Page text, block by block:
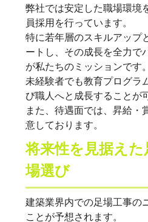
弊社では安定した職場環境
員採用を行っています。
特に若年層のスキルアップ
ートし、その成長を全力で
が私たちのミッションです。
未経験者でも教育プログラ
び職人へと成長することが
また、待遇面では、昇給・
意しております。
将来性を見据え
場選び
建築業界内での足場工事の
ことが予想されます。